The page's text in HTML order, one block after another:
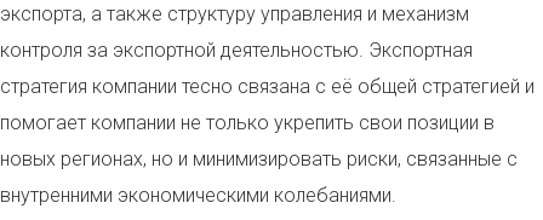
экспорта, а также структуру управления и механизм
контроля за экспортной деятельностью. Экспортная
стратегия компании тесно связана с её общей стратегией и
помогает компании не только укрепить свои позиции в
новых регионах, но и минимизировать риски, связанные с
внутренними экономическими колебаниями.